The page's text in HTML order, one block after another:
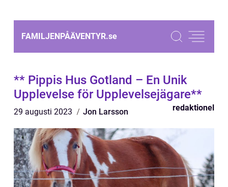
FAMILJENPÅÄVENTYR.se
** Pippis Hus Gotland – En Unik
Upplevelse för Upplevelsejägare**
29 augusti 2023 Jon Larsson redaktionel